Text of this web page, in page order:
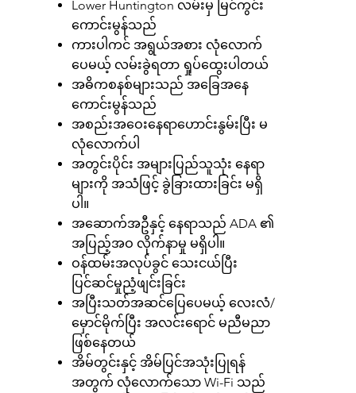
Lower Huntington လမ်းမှ မြင်ကွင်း
ကောင်းမွန်သည်
ကားပါကင် အရွယ်အစား လုံလောက်
ပေမယ့် လမ်းခွဲရတာ ရှုပ်ထွေးပါတယ်
အဓိကစနစ်များသည် အခြေအနေ
ကောင်းမွန်သည်
အစည်းအဝေးနေရာဟောင်းနွမ်းပြီး မ
လုံလောက်ပါ
အတွင်းပိုင်း အများပြည်သူသုံး နေရာ
များကို အသံဖြင့် ခွဲခြားထားခြင်း မရှိ
ပါ။
အဆောက်အဦနှင့် နေရာသည် ADA ၏
အပြည့်အဝ လိုက်နာမှု မရှိပါ။
ဝန်ထမ်းအလုပ်ခွင် သေးငယ်ပြီး
ပြင်ဆင်မှုညံ့ဖျင်းခြင်း
အပြီးသတ်အဆင်ပြေပေမယ့် လေးလံ/
မှောင်မိုက်ပြီး အလင်းရောင် မညီမညာ
ဖြစ်နေတယ်
အိမ်တွင်းနှင့် အိမ်ပြင်အသုံးပြုရန်
အတွက် လုံလောက်သော Wi-Fi သည်